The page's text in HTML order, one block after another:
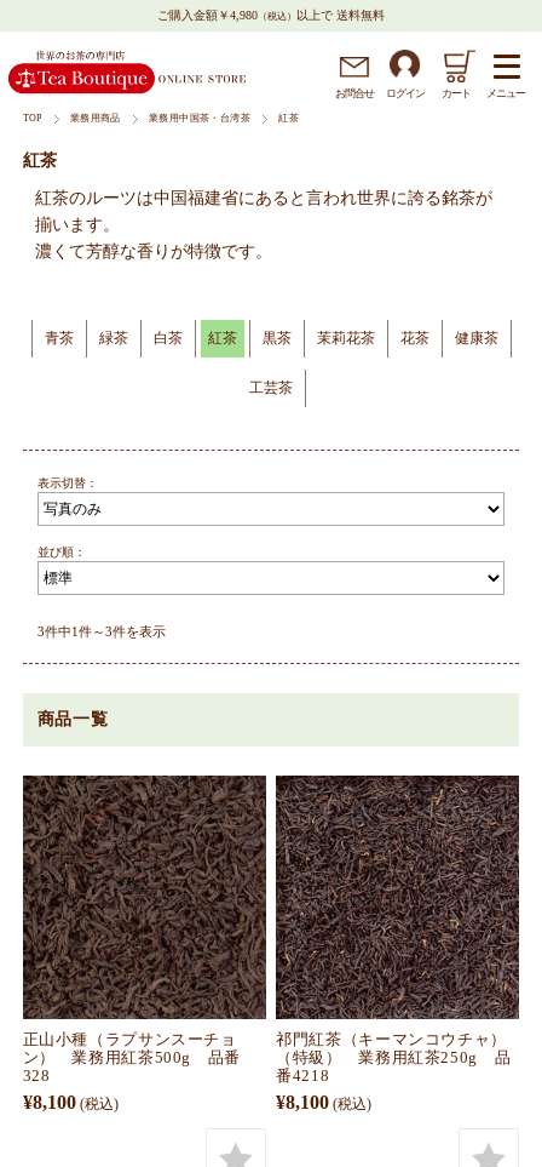
ご購入金額￥4,980 （税込） 以上で 送料無料
お問合せ ログイン カート メニュー
TOP 業務用商品 業務用中国茶・台湾茶 紅茶
紅茶
紅茶のルーツは中国福建省にあると言われ世界に誇る銘茶が
揃います。
濃くて芳醇な香りが特徴です。
青茶 緑茶 白茶 紅茶 黒茶 茉莉花茶 花茶 健康茶
工芸茶
表示切替：
並び順：
3件中1件～3件を表示
商品一覧
正山小種（ラプサンスーチョ
ン） 業務用紅茶500g 品番
328
¥8,100 (税込)
祁門紅茶（キーマンコウチャ）
（特級） 業務用紅茶250g 品
番4218
¥8,100 (税込)